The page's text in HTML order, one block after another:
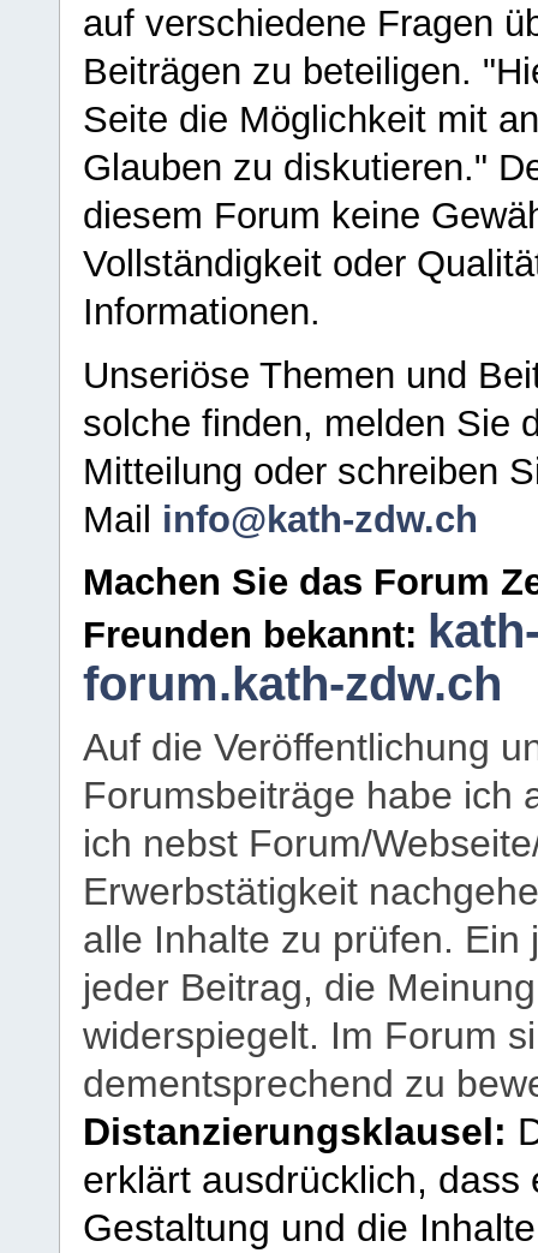
auf verschiedene Fragen
Beiträgen zu beteiligen.
Seite die Möglichkeit mit
Glauben zu diskutieren."
diesem Forum keine
Vollständigkeit oder
Informationen.
Unseriöse Themen und
solche finden, melden Sie
Mitteilung oder schreiben
Mail info@kath-zdw.ch
Machen Sie das Forum
Freunden bekannt:
forum.kath-zdw.ch
Auf die Veröffentlichung
Forumsbeiträge habe ich
ich nebst Forum/
Erwerbstätigkeit
alle Inhalte zu prüfen.
jeder Beitrag, die
widerspiegelt. Im Forum
dementsprechend zu
Distanzierungsklausel:
erklärt ausdrücklich,
Gestaltung und die